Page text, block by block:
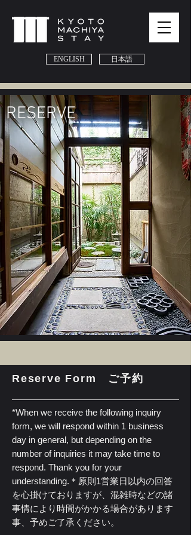
ENGLISH 日本語
​RESERVE
Reserve Form ご予約
*When we receive the following inquiry
form, we will respond within 1 business
day in general, but depending on the
number of inquiries it may take time to
respond. Thank you for your
understanding. ＊原則1営業日以内の回答
を心掛けておりますが、混雑時などの諸
事情により時間がかかる場合があります
事、予めご了承ください。